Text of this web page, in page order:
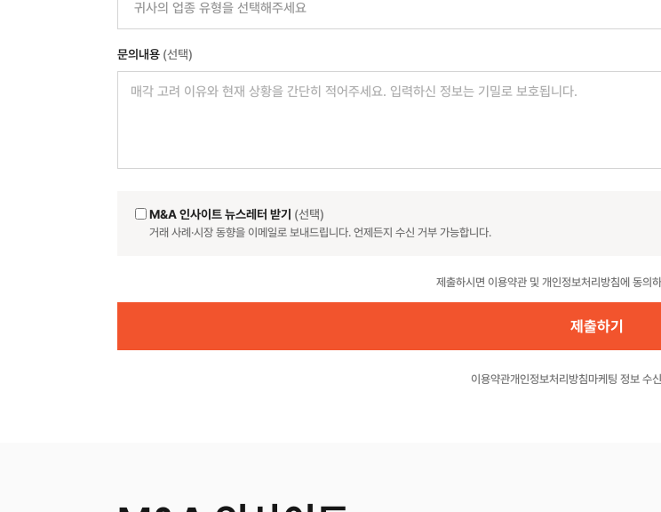
문의내용 (선택)
M&A 인사이트 뉴스레터 받기 (선택)
거래 사례·시장 동향을 이메일로 보내드립니다. 언제든지 수신 거부 가능합니다.
제출하시면 이용약관 및 개인정보처리방침에 동의
이용약관개인정보처리방침마케팅 정보 수